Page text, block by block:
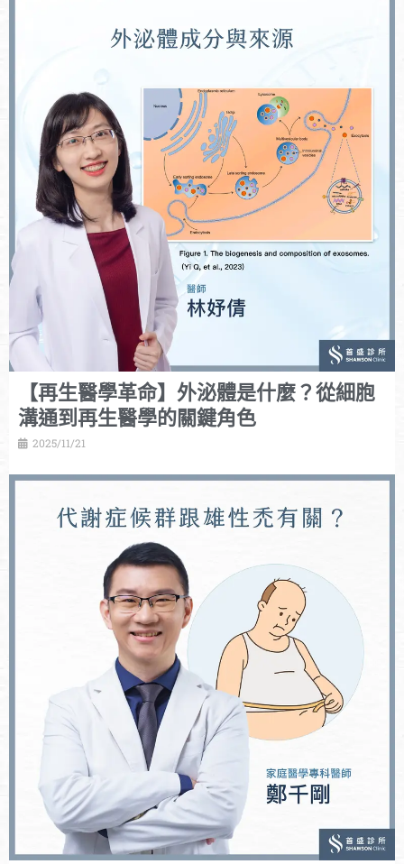
【再生醫學革命】外泌體是什麼？從細胞
溝通到再生醫學的關鍵角色
2025/11/21